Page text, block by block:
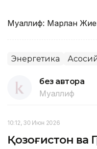
Муаллиф: Марлан
Энергетика
без автора
Муаллиф
10:12, 30 Июн 2026
Қозоғистон ва